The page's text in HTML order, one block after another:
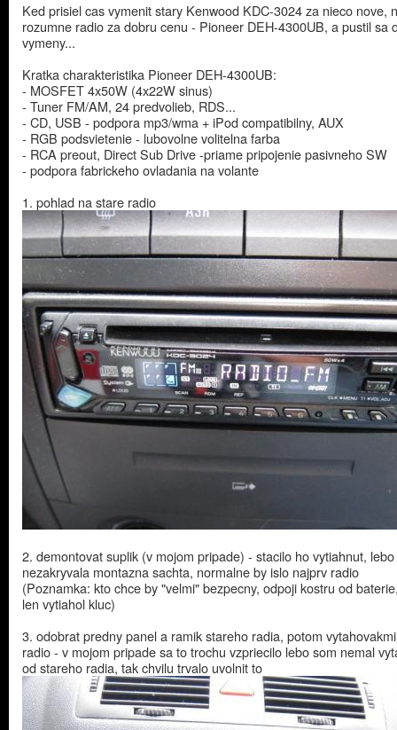
Ked prisiel cas vymenit stary Kenwood KDC-3024 za nieco nove,
rozumne radio za dobru cenu - Pioneer DEH-4300UB, a pustil sa
vymeny...
Kratka charakteristika Pioneer DEH-4300UB:
- MOSFET 4x50W (4x22W sinus)
- Tuner FM/AM, 24 predvolieb, RDS...
- CD, USB - podpora mp3/wma + iPod compatibilny, AUX
- RGB podsvietenie - lubovolne volitelna farba
- RCA preout, Direct Sub Drive -priame pripojenie pasivneho SW
- podpora fabrickeho ovladania na volante
1. pohlad na stare radio
2. demontovat suplik (v mojom pripade) - stacilo ho vytiahnut,
nezakryvala montazna sachta, normalne by islo najprv radio
(Poznamka: kto chce by "velmi" bezpecny, odpoji kostru od
len vytiahol kluc)
3. odobrat predny panel a ramik stareho radia, potom
radio - v mojom pripade sa to trochu vzpriecilo lebo som nemal
od stareho radia, tak chvilu trvalo uvolnit to